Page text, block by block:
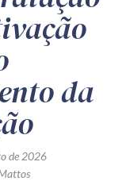
da
de 2026